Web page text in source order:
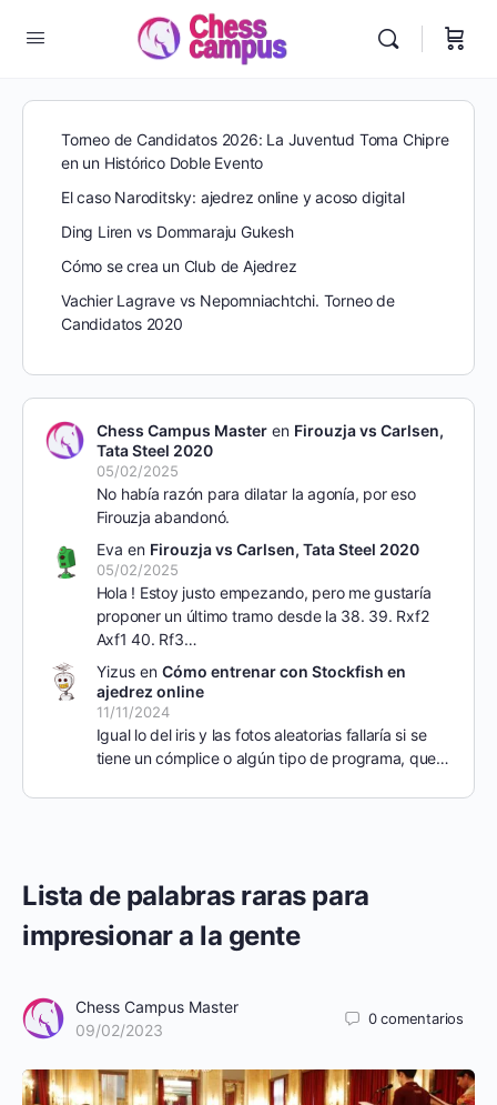
Lista de palabras raras para
impresionar a la gente
Chess Campus Master
09/02/2023
0comentarios
Torneo de Candidatos 2026: La Juventud Toma Chipre
en un Histórico Doble Evento
El caso Naroditsky: ajedrez online y acoso digital
Ding Liren vs Dommaraju Gukesh
Cómo se crea un Club de Ajedrez
Vachier Lagrave vs Nepomniachtchi. Torneo de
Candidatos 2020
Chess Campus Masteren Firouzja vs Carlsen,
Tata Steel 2020
05/02/2025
No había razón para dilatar la agonía, por eso
Firouzja abandonó.
Eva en Firouzja vs Carlsen, Tata Steel 2020
05/02/2025
Hola ! Estoy justo empezando, pero me gustaría
proponer un último tramo desde la 38. 39. Rxf2
Axf1 40. Rf3…
Yizusen Cómo entrenar con Stockfish en
ajedrez online
11/11/2024
Igual lo del iris y las fotos aleatorias fallaría si se
tiene un cómplice o algún tipo de programa, que…